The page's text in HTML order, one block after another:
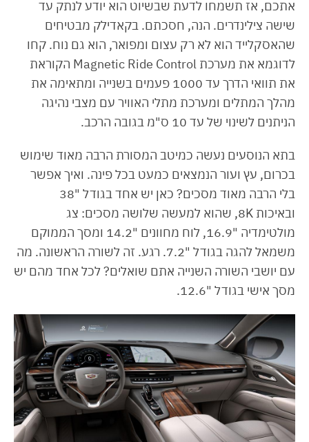
אתכם, אז תשמחו לדעת שבשיוט הוא יודע לנתק עד
שישה צילינדרים. הנה, חסכתם. בקאדילק מבטיחים
שהאסקלייד הוא לא רק עצום ומפואר, הוא גם נוח. קחו
לדוגמא את מערכת Magnetic Ride Control הקוראת
את תוואי הדרך עד 1000 פעמים בשנייה ומתאימה את
מהלך המתלים ומערכת מתלי האוויר עם מצבי נהיגה
הניתנים לשינוי של עד 10 ס"מ בגובה הרכב.
בתא הנוסעים נעשה כמיטב המסורת הרבה מאוד שימוש
בכרום, עץ ועור הנמצאים כמעט בכל פינה. ואיך אפשר
בלי הרבה מאוד מסכים? כאן יש אחד בגודל "38
ובאיכות 8K, שהוא למעשה שלושה מסכים: צג
מולטימדיה "16.9, לוח מחוונים "14.2 ומסך הממוקם
משמאל להגה בגודל "7.2. רגע. זה לשורה הראשונה. מה
עם יושבי השורה השנייה אתם שואלים? לכל אחד מהם יש
מסך אישי בגודל "12.6.